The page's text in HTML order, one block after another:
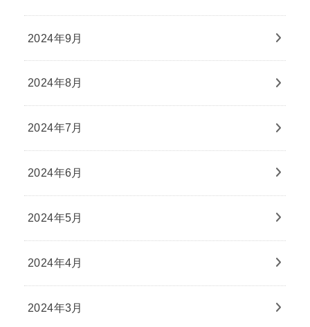
2024年9月
2024年8月
2024年7月
2024年6月
2024年5月
2024年4月
2024年3月